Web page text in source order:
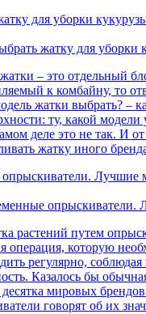
для уборки
– это отдельный
к комбайну, то
жатки выбрать? –
ту, какой модели
деле это не так. И
жатку иного
Лучшие
растений путем
операция, которую
регулярно,
Казалось бы
десятка мировых
говорят об их